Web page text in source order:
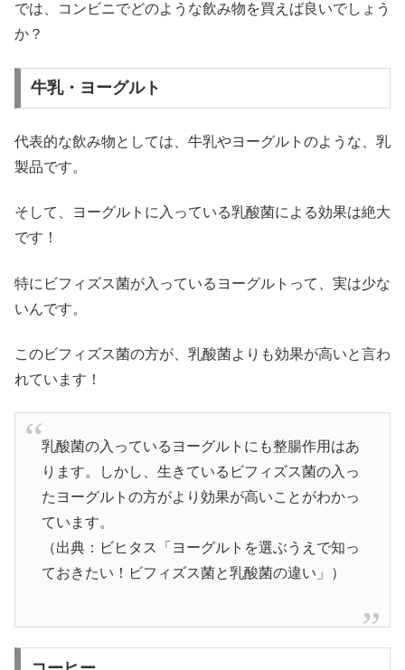
では、コンビニでどのような飲み物を買えば良いでしょう
か？
牛乳・ヨーグルト
代表的な飲み物としては、牛乳やヨーグルトのような、乳
製品です。
そして、ヨーグルトに入っている乳酸菌による効果は絶大
です！
特にビフィズス菌が入っているヨーグルトって、実は少な
いんです。
このビフィズス菌の方が、乳酸菌よりも効果が高いと言わ
れています！
乳酸菌の入っているヨーグルトにも整腸作用はあ
ります。しかし、生きているビフィズス菌の入っ
たヨーグルトの方がより効果が高いことがわかっ
ています。
（出典：ビヒタス「ヨーグルトを選ぶうえで知っ
ておきたい！ビフィズス菌と乳酸菌の違い」）